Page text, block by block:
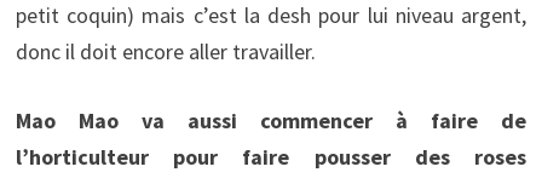
petit coquin) mais c’est la desh pour lui niveau argent,
donc il doit encore aller travailler.
Mao Mao
va aussi commencer à faire de
l’horticulteur pour faire pousser des roses